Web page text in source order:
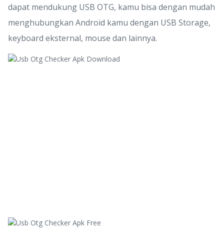
dapat mendukung USB OTG, kamu bisa dengan mudah
menghubungkan Android kamu dengan USB Storage,
keyboard eksternal, mouse dan lainnya.